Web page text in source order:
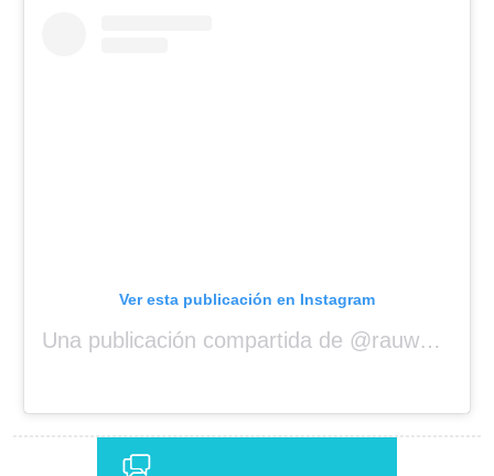
Ver esta publicación en Instagram
Una publicación compartida de @rauwalejandro